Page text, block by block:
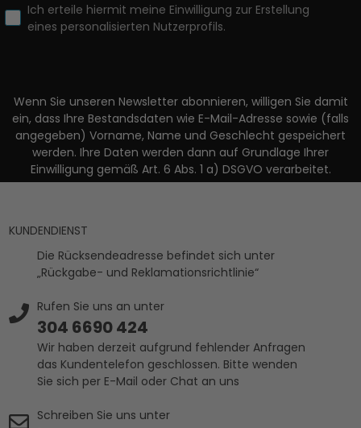
Ich erteile hiermit meine Einwilligung zur Erstellung
eines personalisierten Nutzerprofils.
Wenn Sie unseren Newsletter abonnieren, willigen Sie damit
ein, dass Ihre Bestandsdaten wie E-Mail-Adresse sowie (falls
angegeben) Vorname, Name und Geschlecht gespeichert
werden. Ihre Daten werden dann auf Grundlage Ihrer
Einwilligung gemäß Art. 6 Abs. 1 a) DSGVO verarbeitet.
KUNDENDIENST
Die Rücksendeadresse befindet sich unter
„Rückgabe- und Reklamationsrichtlinie“
Rufen Sie uns an unter
304 6690 424
Wir haben derzeit aufgrund fehlender Anfragen
das Kundentelefon geschlossen. Bitte wenden
Sie sich per E-Mail oder Chat an uns
Schreiben Sie uns unter